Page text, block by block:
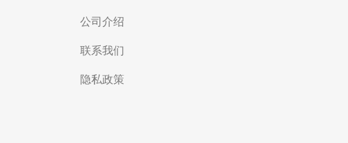
公司介绍
联系我们
隐私政策